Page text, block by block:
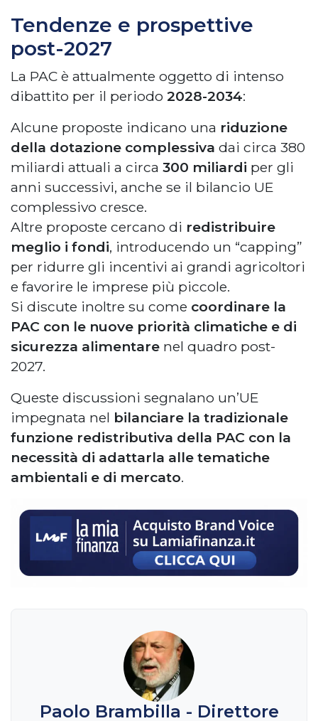
Tendenze e prospettive
post-2027
La PAC è attualmente oggetto di intenso
dibattito per il periodo 2028-2034:
Alcune proposte indicano una riduzione
della dotazione complessiva dai circa 380
miliardi attuali a circa 300 miliardi per gli
anni successivi, anche se il bilancio UE
complessivo cresce.
Altre proposte cercano di redistribuire
meglio i fondi, introducendo un “capping”
per ridurre gli incentivi ai grandi agricoltori
e favorire le imprese più piccole.
Si discute inoltre su come coordinare la
PAC con le nuove priorità climatiche e di
sicurezza alimentare nel quadro post-
2027.
Queste discussioni segnalano un’UE
impegnata nel bilanciare la tradizionale
funzione redistributiva della PAC con la
necessità di adattarla alle tematiche
ambientali e di mercato.
Paolo Brambilla - Direttore